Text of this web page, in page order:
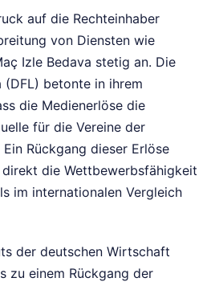
auf die Rechteinhaber
von Diensten wie
Izle Bedava stetig an. Die
(DFL) betonte in ihrem
die Medienerlöse die
für die Vereine der
Rückgang dieser Erlöse
die Wettbewerbsfähigkeit
im internationalen Vergleich
der deutschen Wirtschaft
zu einem Rückgang der